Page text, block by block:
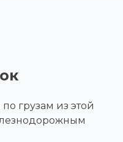
грузам из этой